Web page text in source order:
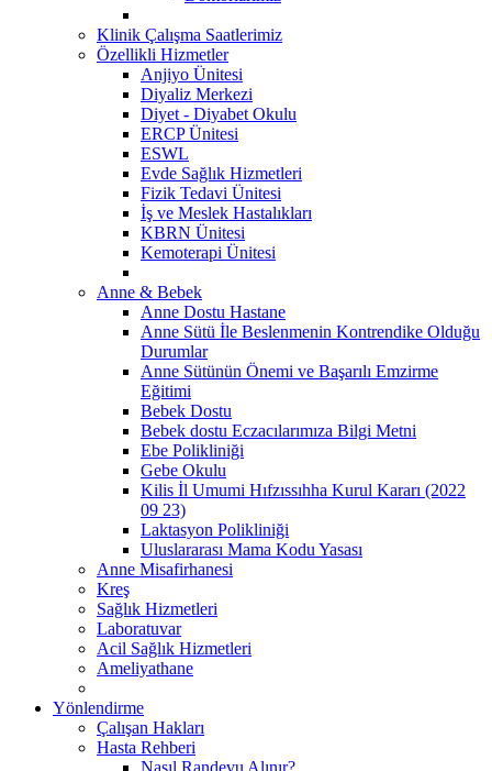
Klinik Çalışma Saatlerimiz
Özellikli Hizmetler
Anjiyo Ünitesi
Diyaliz Merkezi
Diyet - Diyabet Okulu
ERCP Ünitesi
ESWL
Evde Sağlık Hizmetleri
Fizik Tedavi Ünitesi
İş ve Meslek Hastalıkları
KBRN Ünitesi
Kemoterapi Ünitesi
Anne & Bebek
Anne Dostu Hastane
Anne Sütü İle Beslenmenin Kontrendike Olduğu
Durumlar
Anne Sütünün Önemi ve Başarılı Emzirme
Eğitimi
Bebek Dostu
Bebek dostu Eczacılarımıza Bilgi Metni
Ebe Polikliniği
Gebe Okulu
Kilis İl Umumi Hıfzıssıhha Kurul Kararı (2022
09 23)
Laktasyon Polikliniği
Uluslararası Mama Kodu Yasası
Anne Misafirhanesi
Kreş
Sağlık Hizmetleri
Laboratuvar
Acil Sağlık Hizmetleri
Ameliyathane
Yönlendirme
Çalışan Hakları
Hasta Rehberi
Nasıl Randevu Alınır?